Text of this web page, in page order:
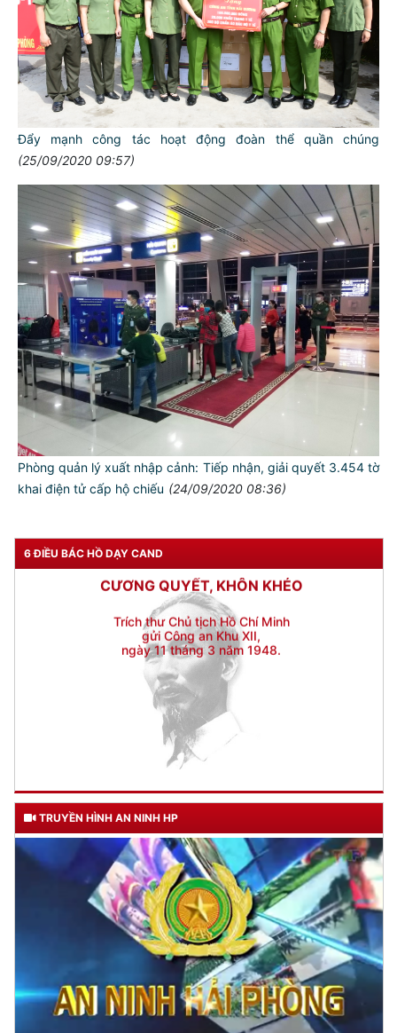
Đẩy mạnh công tác hoạt động đoàn thể quần chúng
(25/09/2020 09:57)
Phòng quản lý xuất nhập cảnh: Tiếp nhận, giải quyết 3.454 tờ
khai điện tử cấp hộ chiếu (24/09/2020 08:36)
6 ĐIỀU BÁC HỒ DẠY CAND
TƯ CÁCH
NGƯỜI CÔNG AN CÁCH MỆNH LÀ:
Đối với tự mình, phải
CẦN, KIỆM, LIÊM, CHÍNH
Đối với đồng sự, phải
THÂN ÁI GIÚP ĐỠ
Đối với chính phủ, phải
TUYỆT ĐỐI TRUNG THÀNH
Đối với nhân dân, phải
KÍNH TRỌNG LỄ PHÉP
Đối với công việc, phải
TẬN TỤY
Trích thư Chủ tịch Hồ Chí Minh
gửi Công an Khu XII,
ngày 11 tháng 3 năm 1948.
TRUYỀN HÌNH AN NINH HP